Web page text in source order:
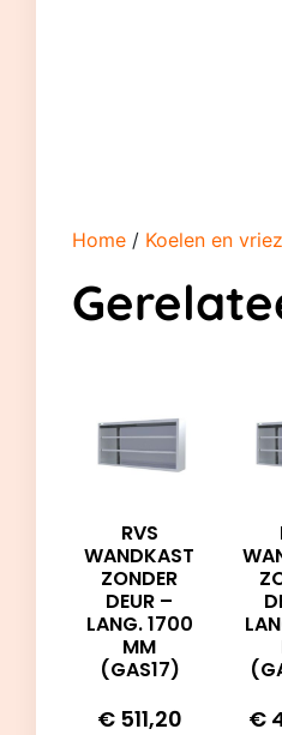
Home / Koelen en
RVS
WANDKAST
ZONDER
DEUR –
LANG. 1700
MM
(GAS17)
€511,20 €